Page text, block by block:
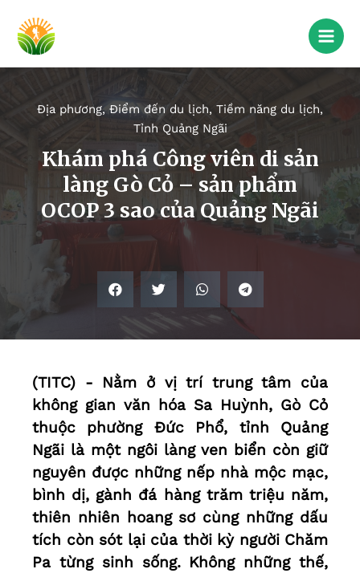
Địa phương, Điểm đến du lịch, Tiềm năng du lịch,
Tỉnh Quảng Ngãi
Khám phá Công viên di sản
làng Gò Cỏ – sản phẩm
OCOP 3 sao của Quảng Ngãi
(TITC) - Nằm ở vị trí trung tâm của
không gian văn hóa Sa Huỳnh, Gò Cỏ
thuộc phường Đức Phổ, tỉnh Quảng
Ngãi là một ngôi làng ven biển còn giữ
nguyên được những nếp nhà mộc mạc,
bình dị, gành đá hàng trăm triệu năm,
thiên nhiên hoang sơ cùng những dấu
tích còn sót lại của thời kỳ người Chăm
Pa từng sinh sống. Không những thế,